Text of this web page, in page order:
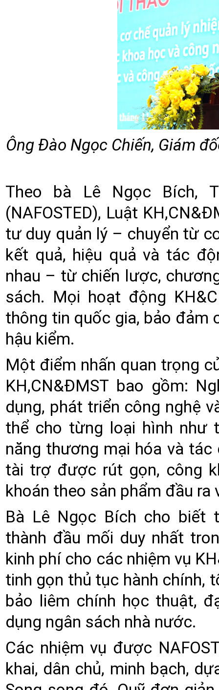
Ông Đào Ngọc Chiến, Giám
Theo bà Lê Ngọc Bích,
(NAFOSTED), Luật
tư duy quản lý – chuyển từ
kết quả, hiệu quả và tác
nhau – từ chiến lược,
sách. Mọi hoạt động
thông tin quốc gia, bảo đảm
hậu kiểm.
Một điểm nhấn quan trọng
KH,CN&ĐMST bao gồm:
dụng, phát triển công nghệ
thể cho từng loại hình như
năng thương mại hóa và
tài trợ được rút gọn, công
khoán theo sản phẩm đầu
Bà Lê Ngọc Bích cho biết
thành đầu mối duy nhất
kinh phí cho các nhiệm vụ
tinh gọn thủ tục hành chính,
bảo liêm chính học thuật,
dụng ngân sách nhà nước.
Các nhiệm vụ được
khai, dân chủ, minh bạch,